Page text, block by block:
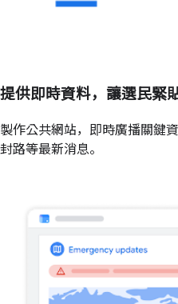
提供即時資料，讓選民緊
製作公共網站，即時廣播關鍵
封路等最新消息。